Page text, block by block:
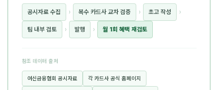
공시자료 수집 › 복수 카드사 교차 검증 › 초고 작성 ›
팀 내부 검토 › 발행 › 월 1회 혜택 재검토
참조 데이터 출처
여신금융협회 공시자료 각 카드사 공식 홈페이지